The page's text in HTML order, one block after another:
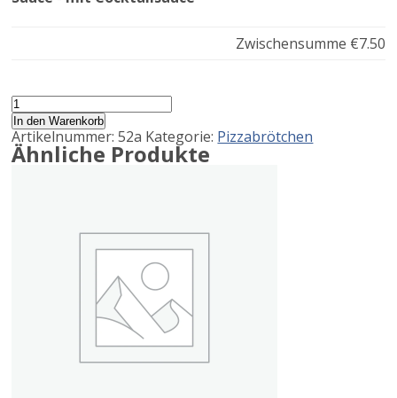
Zwischensumme €7.50
Fladenbrot
mit
Kräuterbutter
Menge
In den Warenkorb
Artikelnummer:52a Kategorie: Pizzabrötchen
Ähnliche Produkte